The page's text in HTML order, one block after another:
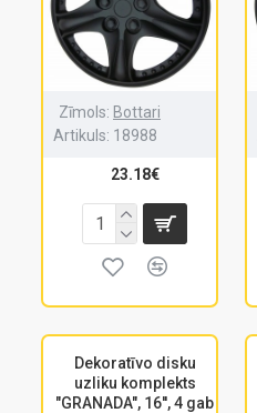
Zīmols: Bottari
Artikuls: 18988
23.18€
Dekoratīvo disku
uzliku komplekts
"GRANADA", 16'', 4 gab